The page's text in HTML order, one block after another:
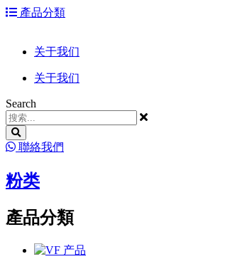
跳 產品分類
关于我们
关于我们
Search
聯絡我們
粉类
產品分類